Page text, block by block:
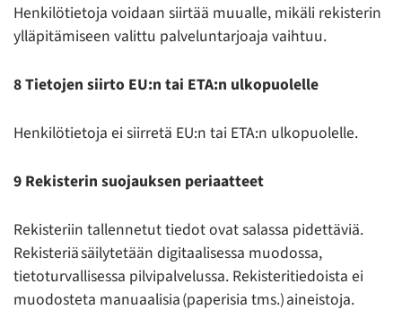
Henkilötietoja voidaan siirtää muualle, mikäli rekisterin
ylläpitämiseen valittu palveluntarjoaja vaihtuu.
8 Tietojen siirto EU:n tai ETA:n ulkopuolelle
Henkilötietoja ei siirretä EU:n tai ETA:n ulkopuolelle.
9 Rekisterin suojauksen periaatteet
Rekisteriin tallennetut tiedot ovat salassa pidettäviä.
Rekisteriä säilytetään digitaalisessa muodossa,
tietoturvallisessa pilvipalvelussa. Rekisteritiedoista ei
muodosteta manuaalisia (paperisia tms.) aineistoja.